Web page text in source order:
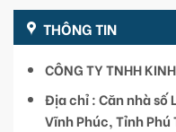
THÔNG TIN
CÔNG TY TNHH
Địa chỉ : Căn nhà số
Vĩnh Phúc, Tỉnh Phú